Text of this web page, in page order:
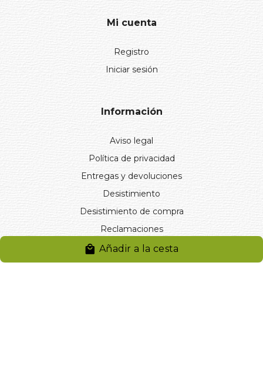
Añadir a la cesta
Mi cuenta
Registro
Iniciar sesión
Información
Aviso legal
Política de privacidad
Entregas y devoluciones
Desistimiento
Desistimiento de compra
Reclamaciones
Cookies
Gestionar cookies